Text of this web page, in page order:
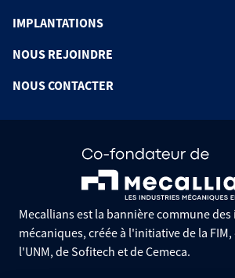
IMPLANTATIONS
NOUS REJOINDRE
NOUS CONTACTER
Mecallians est la bannière commune
mécaniques, créée à l'initiative de la
l'UNM, de Sofitech et de Cemeca.